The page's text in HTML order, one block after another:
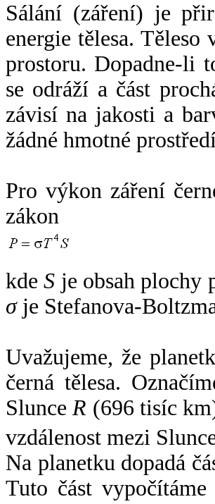
Sálání (záření) je
energie tělesa.
prostoru. Dopadne-li
se odráží a část
závisí na jakosti a
žádné hmotné
Pro výkon záření
zákon
kdeS je obsah plochy
σje Stefanova-
Uvažujeme, že
černá tělesa.
SlunceR (696 tisíc
vzdálenost mezi
Na planetku dopadá
Tuto část